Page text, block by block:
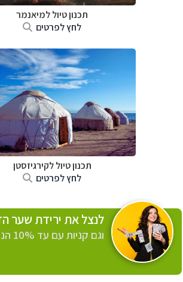
תכנון טיוללמיאנמר
לחץ לפרטים
תכנון טיוללקירגיזסטן
לחץ לפרטים
לנצל את ירידת שער
וגם קניות עם עד 10% הנחה